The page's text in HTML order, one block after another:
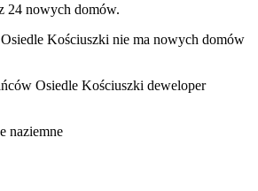
24 nowych domów.
Osiedle Kościuszki nie ma nowych domów
Osiedle Kościuszki deweloper
naziemne